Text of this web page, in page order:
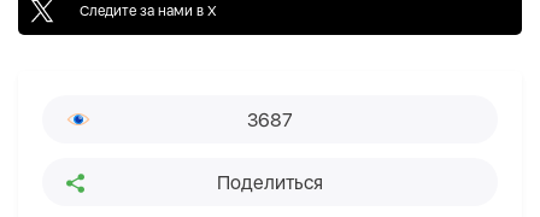
Следите за нами в X
3687
Поделиться